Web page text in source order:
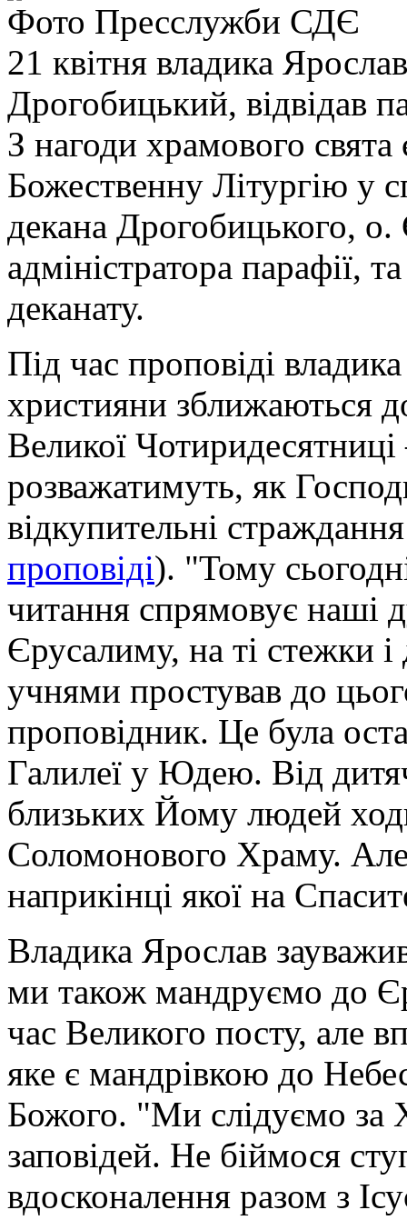
Фото Пресслужби СДЄ
21 квітня владика
Дрогобицький, відвідав
З нагоди храмового
Божественну Літургію у
декана Дрогобицького, о.
адміністратора парафії,
деканату.
Під час проповіді
християни зближаються
Великої
розважатимуть, як
відкупительні
проповіді). "Тому
читання спрямовує наші
Єрусалиму, на ті стежки
учнями простував до
проповідник. Це була
Галилеї у Юдею. Від
близьких Йому людей
Соломонового Храму. Але
наприкінці якої на
Владика Ярослав
ми також мандруємо до
час Великого посту, але
яке є мандрівкою до
Божого. "Ми слідуємо за
заповідей. Не біймося
вдосконалення разом з